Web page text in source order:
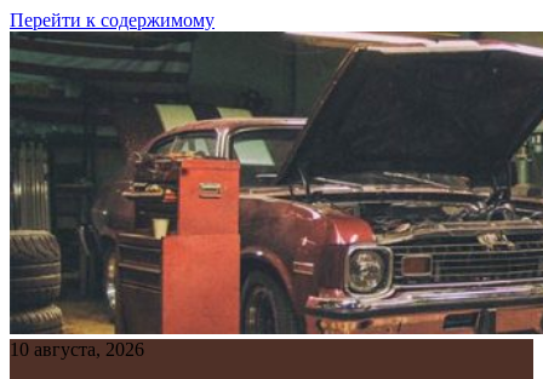
Перейти к содержимому
10 августа, 2026